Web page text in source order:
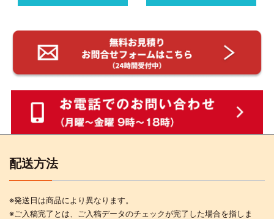
配送方法
※発送日は商品により異なります。
※ご入稿完了とは、ご入稿データのチェックが完了した場合を指しま